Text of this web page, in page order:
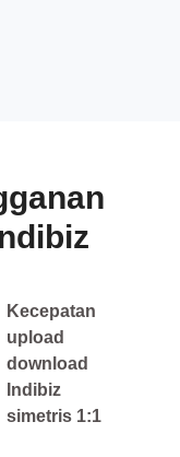
Kecepatan
upload
download
Indibiz
simetris 1:1